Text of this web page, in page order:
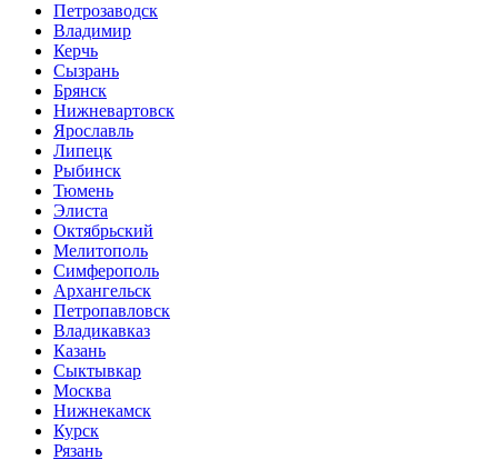
Петрозаводск
Владимир
Керчь
Сызрань
Брянск
Нижневартовск
Ярославль
Липецк
Рыбинск
Тюмень
Элиста
Октябрьский
Мелитополь
Симферополь
Архангельск
Петропавловск
Владикавказ
Казань
Сыктывкар
Москва
Нижнекамск
Курск
Рязань